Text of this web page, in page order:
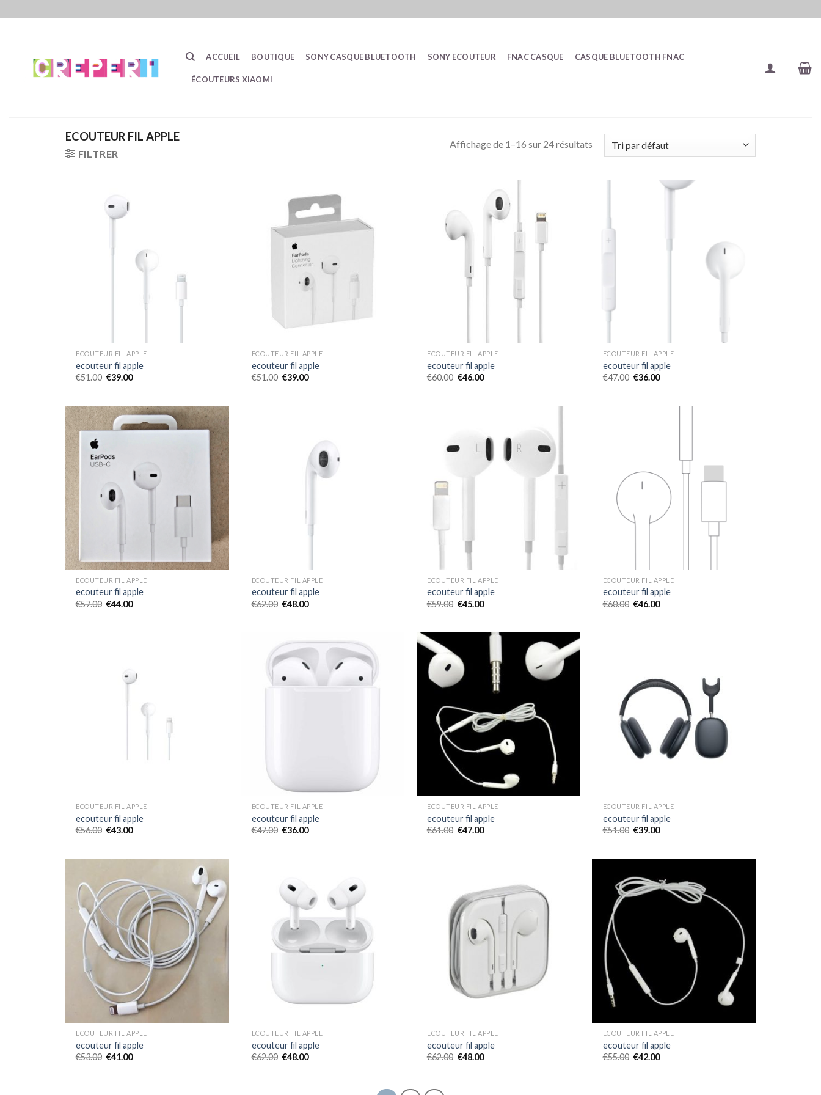
ACCUEIL BOUTIQUE SONY CASQUE BLUETOOTH SONY ECOUTEUR FNAC CASQUE CASQUE BLUETOOTH FNAC
ÉCOUTEURS XIAOMI
ECOUTEUR FIL APPLE
FILTRER
Affichage de 1–16 sur 24 résultats
ECOUTEUR FIL APPLE
ecouteur fil apple
€51.00 €39.00
ECOUTEUR FIL APPLE
ecouteur fil apple
€51.00 €39.00
ECOUTEUR FIL APPLE
ecouteur fil apple
€60.00 €46.00
ECOUTEUR FIL APPLE
ecouteur fil apple
€47.00 €36.00
ECOUTEUR FIL APPLE
ecouteur fil apple
€57.00 €44.00
ECOUTEUR FIL APPLE
ecouteur fil apple
€62.00 €48.00
ECOUTEUR FIL APPLE
ecouteur fil apple
€59.00 €45.00
ECOUTEUR FIL APPLE
ecouteur fil apple
€60.00 €46.00
ECOUTEUR FIL APPLE
ecouteur fil apple
€56.00 €43.00
ECOUTEUR FIL APPLE
ecouteur fil apple
€47.00 €36.00
ECOUTEUR FIL APPLE
ecouteur fil apple
€61.00 €47.00
ECOUTEUR FIL APPLE
ecouteur fil apple
€51.00 €39.00
ECOUTEUR FIL APPLE
ecouteur fil apple
€53.00 €41.00
ECOUTEUR FIL APPLE
ecouteur fil apple
€62.00 €48.00
ECOUTEUR FIL APPLE
ecouteur fil apple
€62.00 €48.00
ECOUTEUR FIL APPLE
ecouteur fil apple
€55.00 €42.00